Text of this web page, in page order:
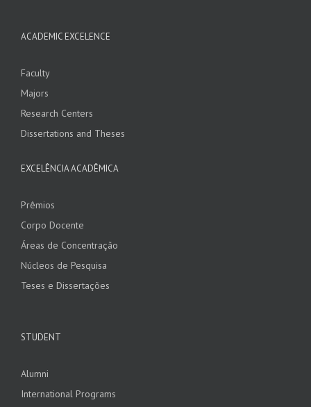
ACADEMIC EXCELENCE
Faculty
Majors
Research Centers
Dissertations and Theses
EXCELÊNCIA ACADÊMICA
Prêmios
Corpo Docente
Áreas de Concentração
Núcleos de Pesquisa
Teses e Dissertações
STUDENT
Alumni
International Programs